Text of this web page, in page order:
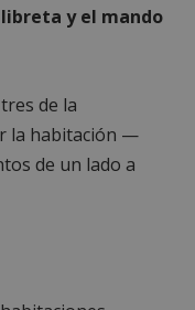
y el mando
de la
la habitación —
de un lado a